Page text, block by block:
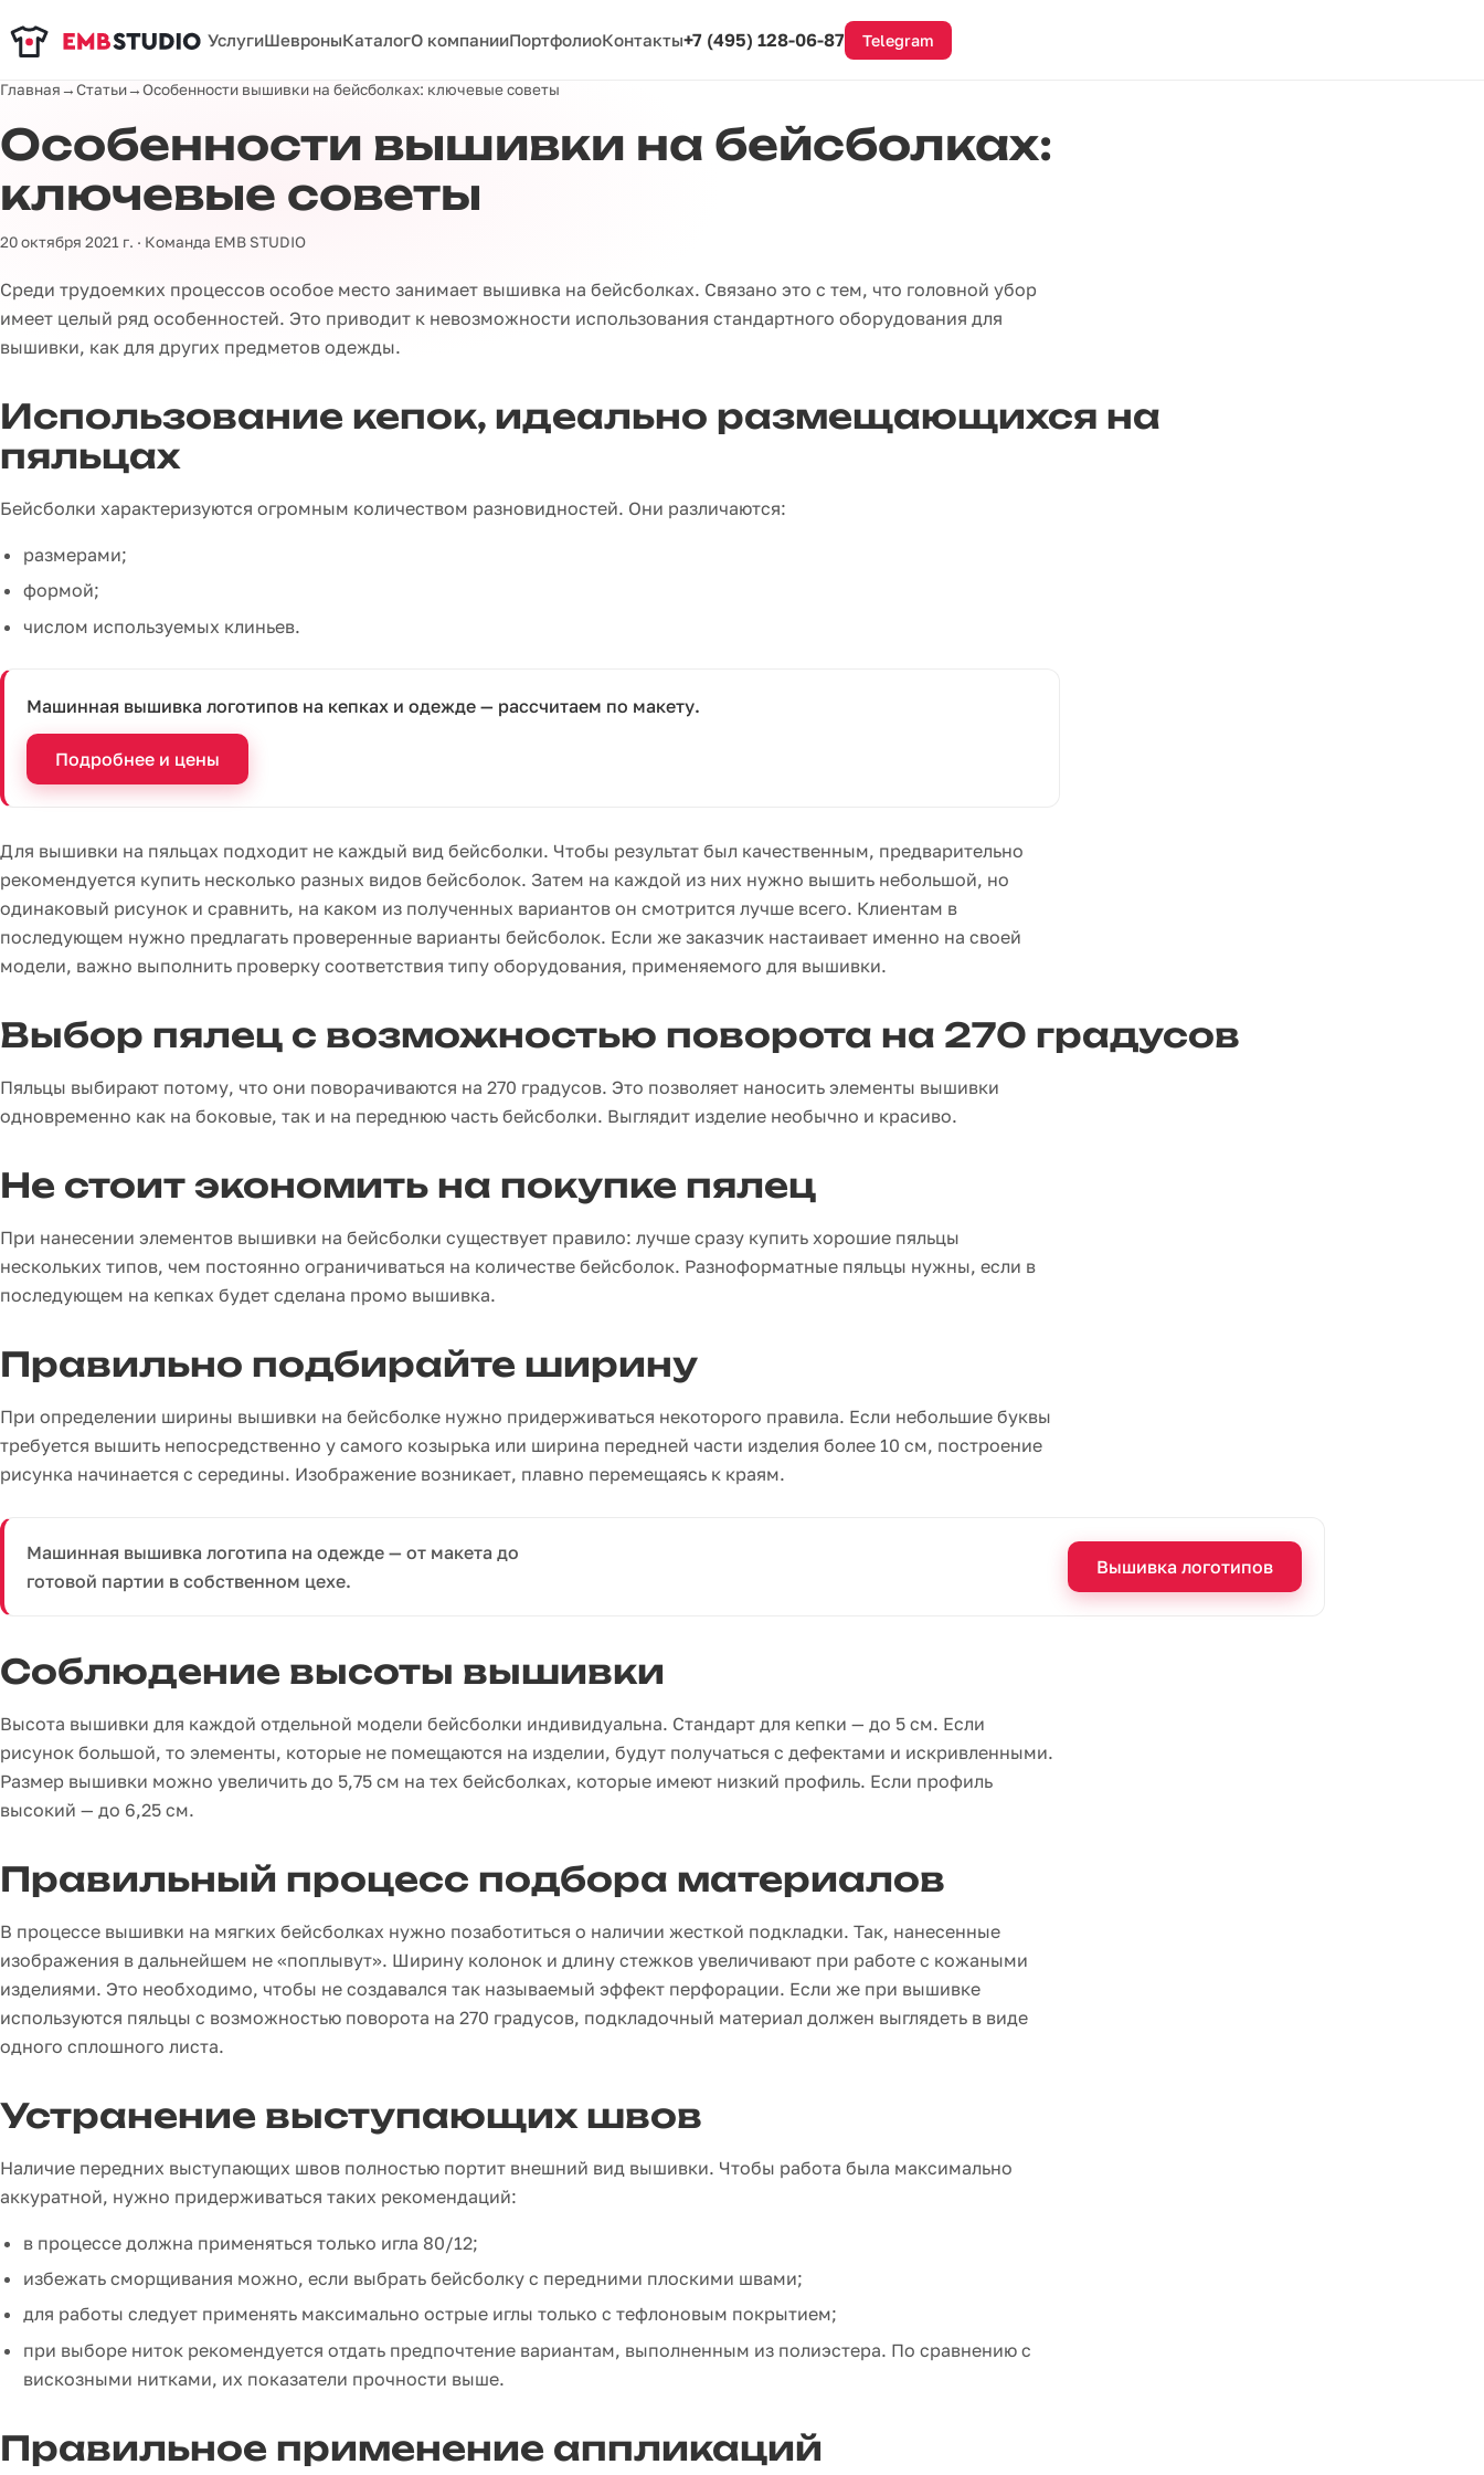
УслугиШевроныКаталогО компанииПортфолиоКонтакты+7 (495) 128-06-87 Telegram
Главная→Статьи→Особенности вышивки на бейсболках: ключевые советы
Особенности вышивки на бейсболках:
ключевые советы
20 октября 2021 г. · Команда EMB STUDIO
Среди трудоемких процессов особое место занимает вышивка на бейсболках. Связано это с тем, что головной убор
имеет целый ряд особенностей. Это приводит к невозможности использования стандартного оборудования для
вышивки, как для других предметов одежды.
Использование кепок, идеально размещающихся на
пяльцах
Бейсболки характеризуются огромным количеством разновидностей. Они различаются:
размерами;
формой;
числом используемых клиньев.
Машинная вышивка логотипов на кепках и одежде — рассчитаем по макету.
Подробнее и цены
Для вышивки на пяльцах подходит не каждый вид бейсболки. Чтобы результат был качественным, предварительно
рекомендуется купить несколько разных видов бейсболок. Затем на каждой из них нужно вышить небольшой, но
одинаковый рисунок и сравнить, на каком из полученных вариантов он смотрится лучше всего. Клиентам в
последующем нужно предлагать проверенные варианты бейсболок. Если же заказчик настаивает именно на своей
модели, важно выполнить проверку соответствия типу оборудования, применяемого для вышивки.
Выбор пялец с возможностью поворота на 270 градусов
Пяльцы выбирают потому, что они поворачиваются на 270 градусов. Это позволяет наносить элементы вышивки
одновременно как на боковые, так и на переднюю часть бейсболки. Выглядит изделие необычно и красиво.
Не стоит экономить на покупке пялец
При нанесении элементов вышивки на бейсболки существует правило: лучше сразу купить хорошие пяльцы
нескольких типов, чем постоянно ограничиваться на количестве бейсболок. Разноформатные пяльцы нужны, если в
последующем на кепках будет сделана промо вышивка.
Правильно подбирайте ширину
При определении ширины вышивки на бейсболке нужно придерживаться некоторого правила. Если небольшие буквы
требуется вышить непосредственно у самого козырька или ширина передней части изделия более 10 см, построение
рисунка начинается с середины. Изображение возникает, плавно перемещаясь к краям.
Машинная вышивка логотипа на одежде — от макета до
готовой партии в собственном цехе.
Вышивка логотипов
Соблюдение высоты вышивки
Высота вышивки для каждой отдельной модели бейсболки индивидуальна. Стандарт для кепки — до 5 см. Если
рисунок большой, то элементы, которые не помещаются на изделии, будут получаться с дефектами и искривленными.
Размер вышивки можно увеличить до 5,75 см на тех бейсболках, которые имеют низкий профиль. Если профиль
высокий — до 6,25 см.
Правильный процесс подбора материалов
В процессе вышивки на мягких бейсболках нужно позаботиться о наличии жесткой подкладки. Так, нанесенные
изображения в дальнейшем не «поплывут». Ширину колонок и длину стежков увеличивают при работе с кожаными
изделиями. Это необходимо, чтобы не создавался так называемый эффект перфорации. Если же при вышивке
используются пяльцы с возможностью поворота на 270 градусов, подкладочный материал должен выглядеть в виде
одного сплошного листа.
Устранение выступающих швов
Наличие передних выступающих швов полностью портит внешний вид вышивки. Чтобы работа была максимально
аккуратной, нужно придерживаться таких рекомендаций:
в процессе должна применяться только игла 80/12;
избежать сморщивания можно, если выбрать бейсболку с передними плоскими швами;
для работы следует применять максимально острые иглы только с тефлоновым покрытием;
при выборе ниток рекомендуется отдать предпочтение вариантам, выполненным из полиэстера. По сравнению с
вискозными нитками, их показатели прочности выше.
Правильное применение аппликаций